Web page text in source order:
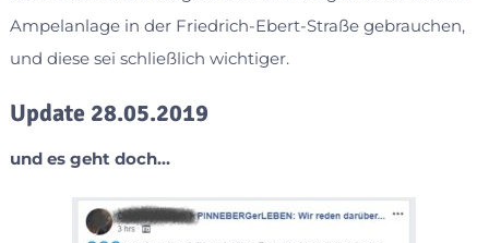
Ampelanlage in der Friedrich-Ebert-Straße gebrauchen,
und diese sei schließlich wichtiger.
Update 28.05.2019
und es geht doch…